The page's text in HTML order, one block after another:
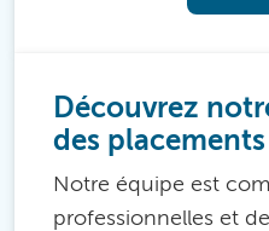
Découvrez
des placements
Notre équipe est
professionnelles et